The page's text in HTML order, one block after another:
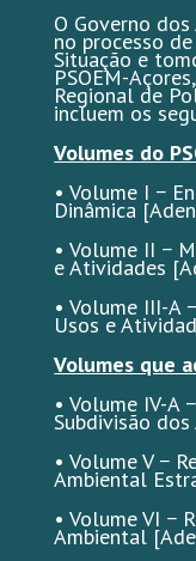
O Governo
no processo
Situação e
PSOEM-
Regional de
incluem os
Volumes do
• Volume I −
Dinâmica
• Volume II −
e Atividades
• Volume III-A
Usos e
Volumes que
• Volume IV-A
Subdivisão dos
• Volume V −
Ambiental
• Volume VI −
Ambiental